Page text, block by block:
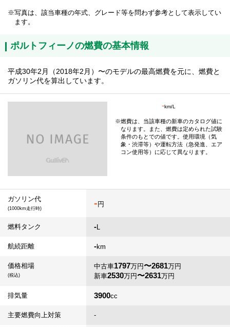
写真は、該当車種の年式、グレード等を問わず参考として表示してい
ます。
ポルトフィーノの燃費の基本情報
平成30年2月（2018年2月）〜のモデルの最高燃費を元に、燃費と
ガソリン代を算出しています。
-km/L
燃費は、当該車種の新車のカタログ値に
なります。また、燃費は定められた試験
条件のもとでの値です。使用環境（気
象・渋滞等）や運転方法（急発進、エア
コン使用等）に応じて異なります。
ガソリン代
(1000km走行時) - 円
燃料タンク -L
航続距離 -km
価格相場
(税込)
中古車1797万円〜2681万円
新車2530万円〜2631万円
排気量 3900cc
主要燃費向上対策 -